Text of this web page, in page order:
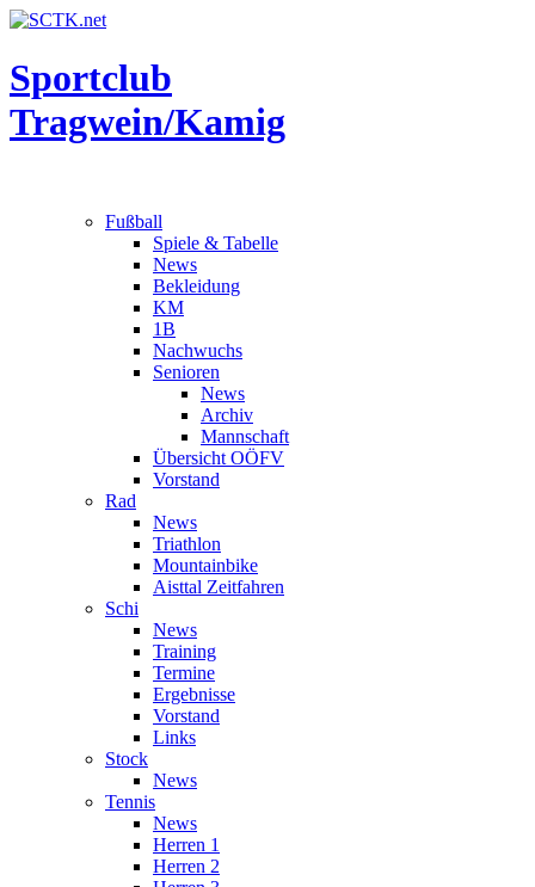
Sportclub
Tragwein/Kamig
Fußball
Spiele & Tabelle
News
Bekleidung
KM
1B
Nachwuchs
Senioren
News
Archiv
Mannschaft
Übersicht OÖFV
Vorstand
Rad
News
Triathlon
Mountainbike
Aisttal Zeitfahren
Schi
News
Training
Termine
Ergebnisse
Vorstand
Links
Stock
News
Tennis
News
Herren 1
Herren 2